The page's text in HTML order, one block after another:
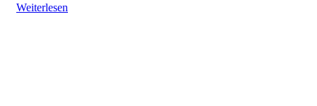
Weiterlesen